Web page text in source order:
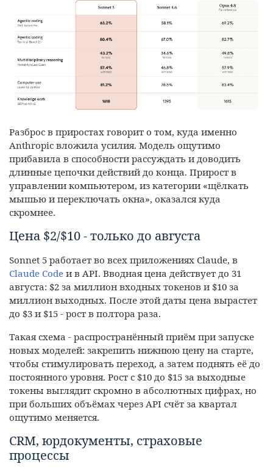
Разброс в приростах говорит о том, куда именно
Anthropic вложила усилия. Модель ощутимо
прибавила в способности рассуждать и доводить
длинные цепочки действий до конца. Прирост в
управлении компьютером, из категории «щёлкать
мышью и переключать окна», оказался куда
скромнее.
Цена $2/$10 - только до августа
Sonnet 5 работает во всех приложениях Claude, в
Claude Code и в API. Вводная цена действует до 31
августа: $2 за миллион входных токенов и $10 за
миллион выходных. После этой даты цена вырастет
до $3 и $15 - рост в полтора раза.
Такая схема - распространённый приём при запуске
новых моделей: закрепить нижнюю цену на старте,
чтобы стимулировать переход, а затем поднять её до
постоянного уровня. Рост с $10 до $15 за выходные
токены выглядит скромно в абсолютных цифрах, но
при больших объёмах через API счёт за квартал
ощутимо меняется.
CRM, юрдокументы, страховые
процессы